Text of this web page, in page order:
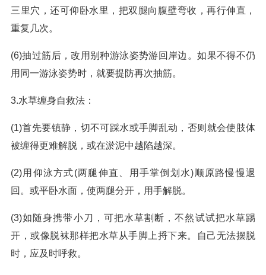
三里穴，还可仰卧水里，把双腿向腹壁弯收，再行伸直，
重复几次。
(6)抽过筋后，改用别种游泳姿势游回岸边。如果不得不仍
用同一游泳姿势时，就要提防再次抽筋。
3.水草缠身自救法：
(1)首先要镇静，切不可踩水或手脚乱动，否则就会使肢体
被缠得更难解脱，或在淤泥中越陷越深。
(2)用仰泳方式(两腿伸直、用手掌倒划水)顺原路慢慢退
回。或平卧水面，使两腿分开，用手解脱。
(3)如随身携带小刀，可把水草割断，不然试试把水草踢
开，或像脱袜那样把水草从手脚上捋下来。自己无法摆脱
时，应及时呼救。